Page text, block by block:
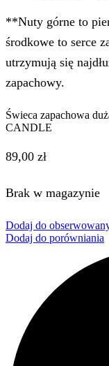
**Nuty górne to
środkowe to serce
utrzymują się
zapachowy.
Świeca zapachowa
CANDLE
89,00 zł
Brak w magazynie
Dodaj do
Dodaj do porówniania